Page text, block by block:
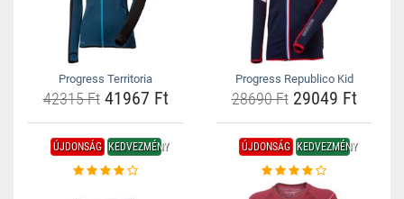
Progress Territoria
42315 Ft41967 Ft
Progress Republico Kid
28690 Ft29049 Ft
ÚJDONSÁG KEDVEZMÉNY ÚJDONSÁG KEDVEZMÉNY